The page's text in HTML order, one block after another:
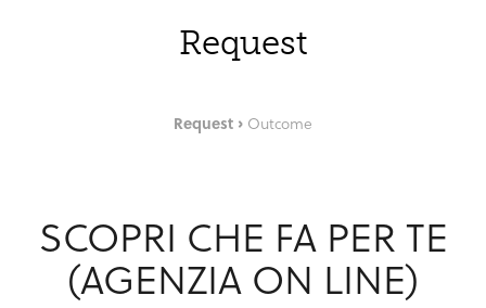
Request
Request Outcome
SCOPRI CHE FA PER TE
(AGENZIA ON LINE)